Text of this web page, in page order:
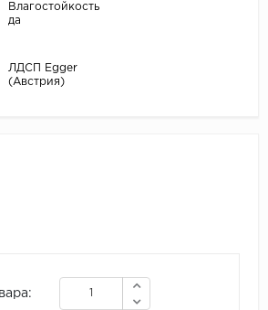
Влагостойкость
да
ЛДСП Egger
(Австрия)